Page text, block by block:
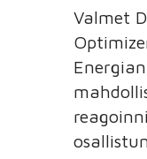
Valmet